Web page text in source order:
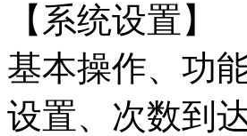
【系统设置】
基本操作、功
设置、次数到